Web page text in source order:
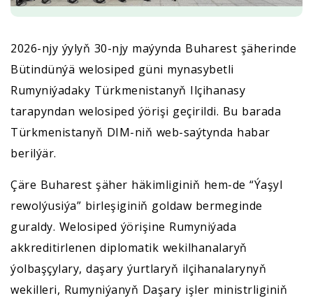
2026-njy ýylyň 30-njy maýynda Buharest şäherinde
Bütindünýä welosiped güni mynasybetli
Rumyniýadaky Türkmenistanyň Ilçihanasy
tarapyndan welosiped ýörişi geçirildi. Bu barada
Türkmenistanyň DIM-niň web-saýtynda habar
berilýär.
Çäre Buharest şäher häkimliginiň hem-de “Ýaşyl
rewolýusiýa” birleşiginiň goldaw bermeginde
guraldy. Welosiped ýörişine Rumyniýada
akkreditirlenen diplomatik wekilhanalaryň
ýolbaşçylary, daşary ýurtlaryň ilçihanalarynyň
wekilleri, Rumyniýanyň Daşary işler ministrliginiň